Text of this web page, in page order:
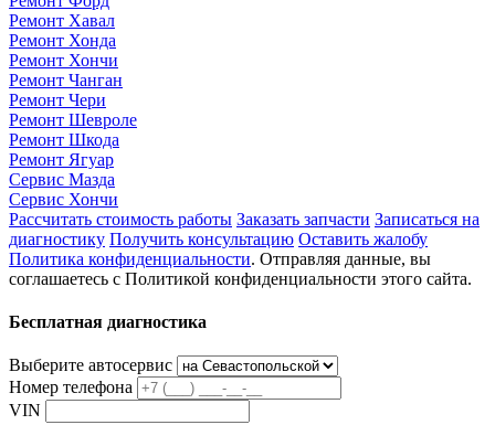
Ремонт Хавал
Ремонт Хонда
Ремонт Хончи
Ремонт Чанган
Ремонт Чери
Ремонт Шевроле
Ремонт Шкода
Ремонт Ягуар
Сервис Мазда
Сервис Хончи
Рассчитать стоимость работы Заказать запчасти Записаться на
диагностику Получить консультацию Оставить жалобу
Политика конфиденциальности. Отправляя данные, вы
соглашаетесь с Политикой конфиденциальности этого сайта.
Бесплатная диагностика
Выберите автосервис
Номер телефона
VIN